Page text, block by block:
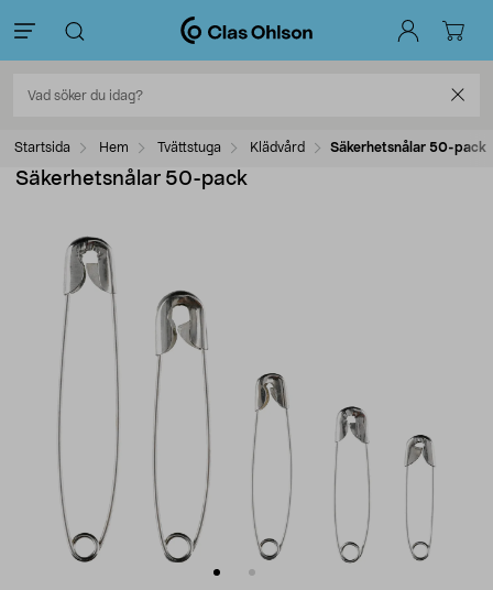
Startsida Hem Tvättstuga Klädvård Säkerhetsnålar 50-pack
Säkerhetsnålar 50-pack